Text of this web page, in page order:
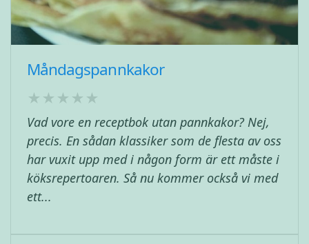
Måndagspannkakor
Vad vore en receptbok utan pannkakor? Nej,
precis. En sådan klassiker som de flesta av oss
har vuxit upp med i någon form är ett måste i
köksrepertoaren. Så nu kommer också vi med
ett...